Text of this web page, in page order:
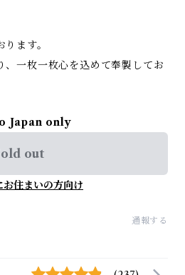
ます。
、一枚一枚心を込めて奉製してお
Japan only
out
お住まいの方向け
通報する